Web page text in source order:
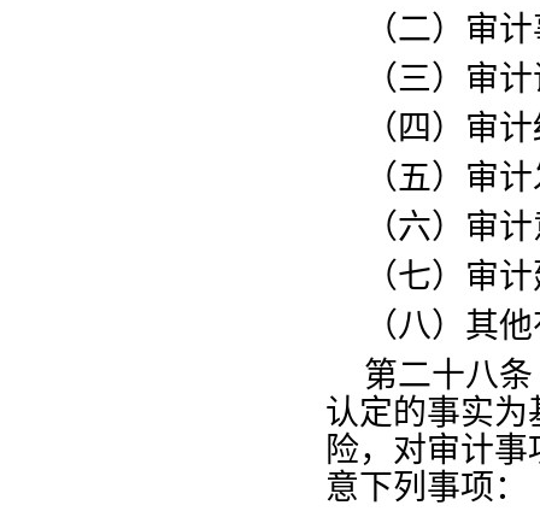
（二）审
（三）审
（四）审
（五）审
（六）审
（七）审
（八）其
第二十八条
认定的事实
险，对审计
意下列事项：